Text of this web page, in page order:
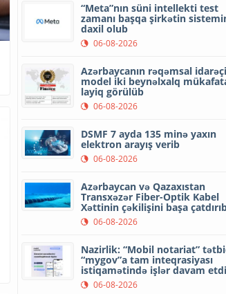
“Meta”nın süni intellekti test
zamanı başqa şirkətin
daxil olub
06-08-2026
Azərbaycanın rəqəmsal
model iki beynəlxalq
layiq görülüb
06-08-2026
DSMF 7 ayda 135 minə yaxın
elektron arayış verib
06-08-2026
Azərbaycan və Qazaxıstan
Transxəzər Fiber-Optik Kabel
Xəttinin çəkilişini başa
06-08-2026
Nazirlik: “Mobil notariat”
“mygov”a tam inteqrasiyası
istiqamətində işlər davam
06-08-2026